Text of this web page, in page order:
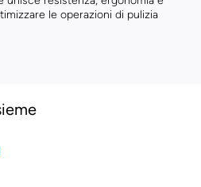
le operazioni di pulizia